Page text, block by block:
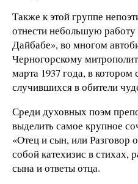
Также к этой группе
отнести небольшую
Дайбабе», во многом
Черногорскому
марта 1937 года, в котором
случившихся в обители
Среди духовных поэм
выделить самое крупное
«Отец и сын, или Разговор
собой катехизис в стихах,
сына и ответы отца.